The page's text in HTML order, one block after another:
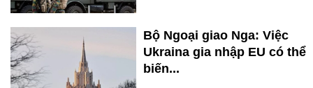
Bộ Ngoại giao Nga: Việc
Ukraina gia nhập EU có thể
biến...